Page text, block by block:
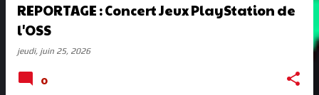
REPORTAGE : Concert Jeux PlayStation de
l'OSS
jeudi, juin 25, 2026
0